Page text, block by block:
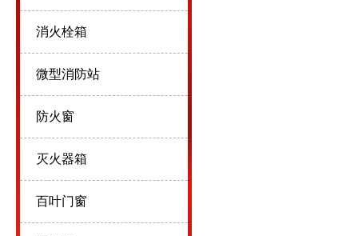
消火栓箱
微型消防站
防火窗
灭火器箱
百叶门窗